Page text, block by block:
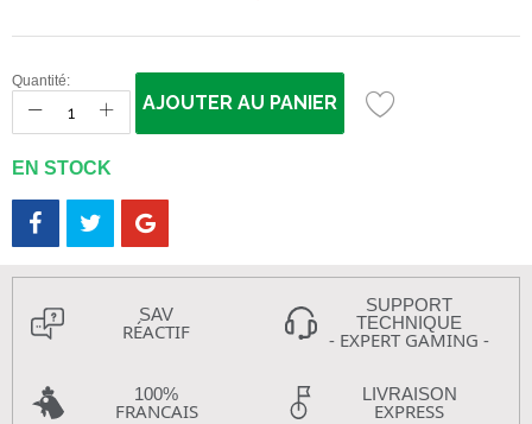
Quantité:
AJOUTER AU PANIER
EN STOCK
SAV
RÉACTIF
SUPPORT
TECHNIQUE
- EXPERT GAMING -
100%
FRANCAIS
LIVRAISON
EXPRESS